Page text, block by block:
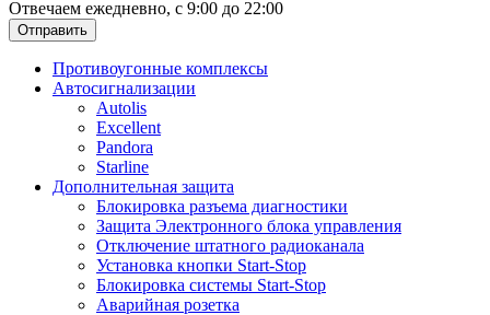
Отвечаем ежедневно, с 9:00 до 22:00
Отправить
Противоугонные комплексы
Автосигнализации
Autolis
Excellent
Pandora
Starline
Дополнительная защита
Блокировка разъема диагностики
Защита Электронного блока управления
Отключение штатного радиоканала
Установка кнопки Start-Stop
Блокировка системы Start-Stop
Аварийная розетка